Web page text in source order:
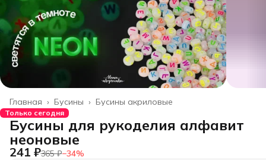
Бусины акриловые
Бусины ›
Главная ›
Только сегодня
Бусины для рукоделия алфавит
неоновые
241 ₽365 ₽−34%